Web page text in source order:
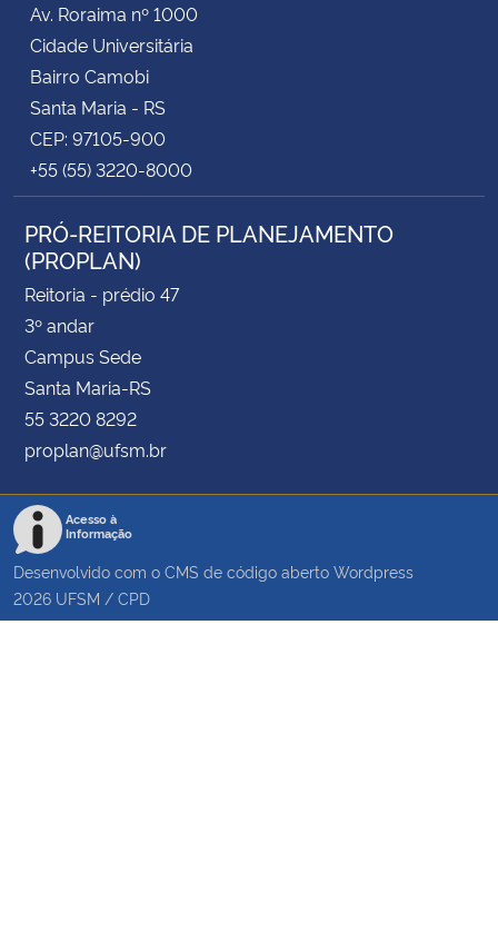
Av. Roraima nº 1000
Cidade Universitária
Bairro Camobi
Santa Maria - RS
CEP: 97105-900
+55 (55) 3220-8000
PRÓ-REITORIA DE PLANEJAMENTO
(PROPLAN)
Reitoria - prédio 47
3º andar
Campus Sede
Santa Maria-RS
55 3220 8292
proplan@ufsm.br
Acesso à
Informação
Desenvolvido com o CMS de código aberto Wordpress
2026 UFSM / CPD